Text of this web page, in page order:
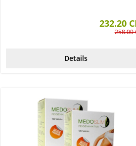
232.20
258.00
Details